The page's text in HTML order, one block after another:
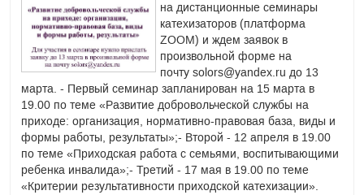
на дистанционные семинары
катехизаторов (платформа
ZOOM) и ждем заявок в
произвольной форме на
почту solors@yandex.ru до 13
марта. - Первый семинар запланирован на 15 марта в
19.00 по теме «Развитие добровольческой службы на
приходе: организация, нормативно-правовая база, виды и
формы работы, результаты»;- Второй - 12 апреля в 19.00
по теме «Приходская работа с семьями, воспитывающими
ребенка инвалида»;- Третий - 17 мая в 19.00 по теме
«Критерии результативности приходской катехизации».
возможности единого учебно-методического комплекса для
приходских занятий с подростками 14–17 лет «Жизнь с
Евангелием» (авторы ЕУМК: Д. Д. Кочкина, А. В. Ракушин,
А. Д. Мамаева; общая редакция иеромонаха Геннадия...
Читать далее...Просмотров 1173
СЕМИНАР ДЛЯ
ПРИХОДСКИХ...
Дата создания статьи24.02.2022
28 ФЕВРАЛЯ СОСТОИТСЯ